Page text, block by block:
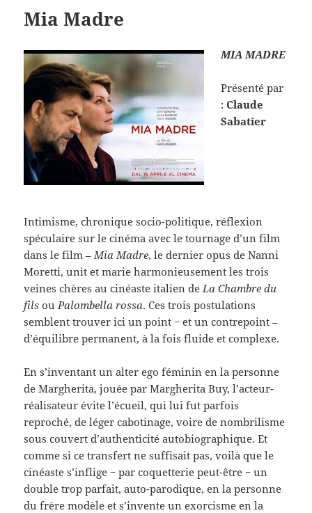
Mia Madre
MIA MADRE
Présenté par
:Claude
Sabatier
Intimisme, chronique socio-politique, réflexion
spéculaire sur le cinéma avec le tournage d’un film
dans le film – Mia Madre, le dernier opus de Nanni
Moretti, unit et marie harmonieusement les trois
veines chères au cinéaste italien de La Chambre du
fils ou Palombella rossa. Ces trois postulations
semblent trouver ici un point − et un contrepoint –
d’équilibre permanent, à la fois fluide et complexe.
En s’inventant un alter ego féminin en la personne
de Margherita, jouée par Margherita Buy, l’acteur-
réalisateur évite l’écueil, qui lui fut parfois
reproché, de léger cabotinage, voire de nombrilisme
sous couvert d’authenticité autobiographique. Et
comme si ce transfert ne suffisait pas, voilà que le
cinéaste s’inflige − par coquetterie peut-être − un
double trop parfait, auto-parodique, en la personne
du frère modèle et s’invente un exorcisme en la